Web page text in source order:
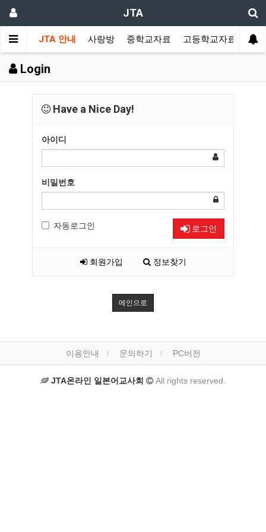
JTA
JTA 안내 사랑방 중학교자료 고등학교자료 멀
Login
Have a Nice Day!
아이디
비밀번호
자동로그인 로그인
회원가입 정보찾기
메인으로
이용안내 문의하기 PC버전
JTA온라인 일본어교사회 All rights reserved.